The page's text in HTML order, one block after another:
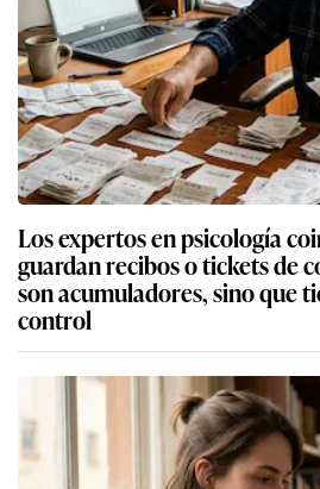
Los expertos en psicología
guardan recibos o tickets de
son acumuladores, sino que
control